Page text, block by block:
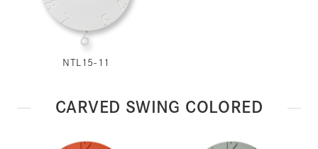
NTL15-11
CARVED SWING COLORED